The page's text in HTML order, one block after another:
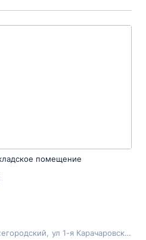
помещение
ул 1-я Карачаровская